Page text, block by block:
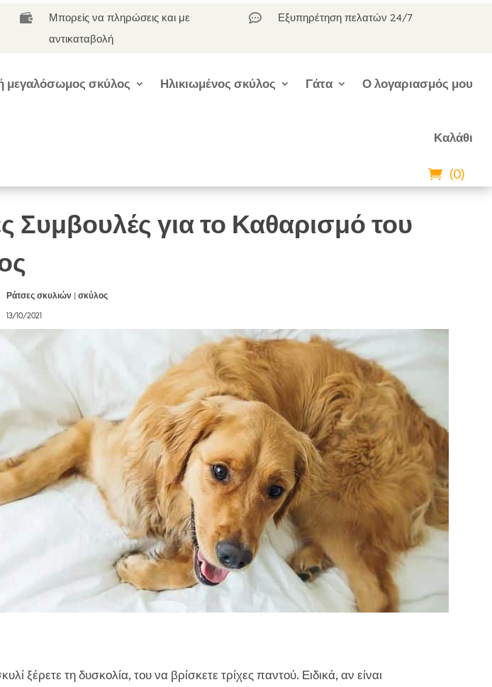

Μπορείς να πληρώσεις και με
αντικαταβολή
 Εξυπηρέτηση πελατών 24/7
μεγαλόσωμος σκύλος Ηλικιωμένος σκύλος Γάτα Ο λογαριασμός μου
Καλάθι
(0)
Συμβουλές για το Καθαρισμό του
Ράτσες σκυλιών |σκύλος
13/10/2021
ξέρετε τη δυσκολία, του να βρίσκετε τρίχες παντού. Ειδικά, αν είναι